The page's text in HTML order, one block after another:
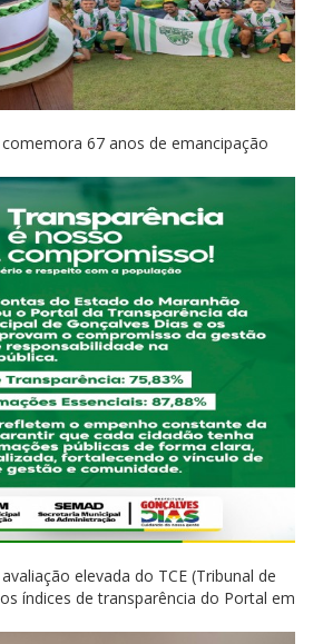
67 anos de emancipação
elevada do TCE (Tribunal de
índices de transparência do Portal em